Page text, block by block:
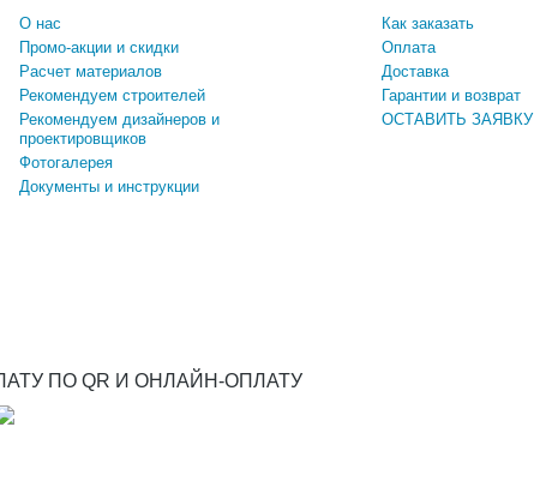
О нас
Промо-акции и скидки
Расчет материалов
Рекомендуем строителей
Рекомендуем дизайнеров и
проектировщиков
Фотогалерея
Документы и инструкции
Как заказать
Оплата
Доставка
Гарантии и возврат
ОСТАВИТЬ ЗАЯВКУ
ПО QR И ОНЛАЙН-ОПЛАТУ